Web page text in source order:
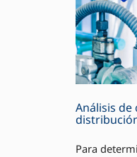
Análisis
Para